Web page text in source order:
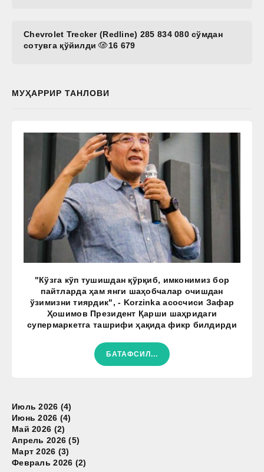
Chevrolet Trecker (Redline) 285 834 080 сўмдан
сотувга қўйилди
16 679
МУҲАРРИР ТАНЛОВИ
"Кўзга кўп тушишдан қўрқиб, имконимиз бор
пайтларда ҳам янги шаҳобчалар очишдан
ўзимизни тиярдик", - Korzinka асосчиси Зафар
Ҳошимов Президент Қарши шаҳридаги
супермаркетга ташрифи ҳақида фикр билдирди
БАТАФСИЛ...
Июль 2026 (4)
Июнь 2026 (4)
Май 2026 (2)
Апрель 2026 (5)
Март 2026 (3)
Февраль 2026 (2)